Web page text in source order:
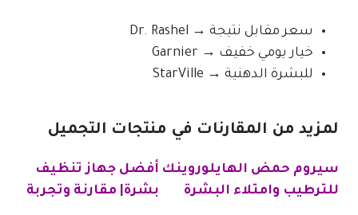
سعر مقابل نتيجة → Dr. Rashel
خيار يومي خفيف → Garnier
للبشرة الدهنية → StarVille
لمزيد من المقارنات في منتجات التجميل
سيروم حمض الهايلوروينك
للترطيب وامتلاء البشرة
أفضل جهاز تنظيف
بشرة| مقارنة وتجربة